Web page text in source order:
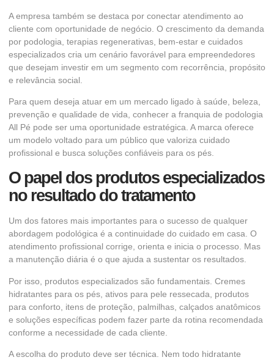
A empresa também se destaca por conectar atendimento ao
cliente com oportunidade de negócio. O crescimento da demanda
por podologia, terapias regenerativas, bem-estar e cuidados
especializados cria um cenário favorável para empreendedores
que desejam investir em um segmento com recorrência, propósito
e relevância social.
Para quem deseja atuar em um mercado ligado à saúde, beleza,
prevenção e qualidade de vida, conhecer a franquia de podologia
All Pé pode ser uma oportunidade estratégica. A marca oferece
um modelo voltado para um público que valoriza cuidado
profissional e busca soluções confiáveis para os pés.
O papel dos produtos especializados
no resultado do tratamento
Um dos fatores mais importantes para o sucesso de qualquer
abordagem podológica é a continuidade do cuidado em casa. O
atendimento profissional corrige, orienta e inicia o processo. Mas
a manutenção diária é o que ajuda a sustentar os resultados.
Por isso, produtos especializados são fundamentais. Cremes
hidratantes para os pés, ativos para pele ressecada, produtos
para conforto, itens de proteção, palmilhas, calçados anatômicos
e soluções específicas podem fazer parte da rotina recomendada
conforme a necessidade de cada cliente.
A escolha do produto deve ser técnica. Nem todo hidratante